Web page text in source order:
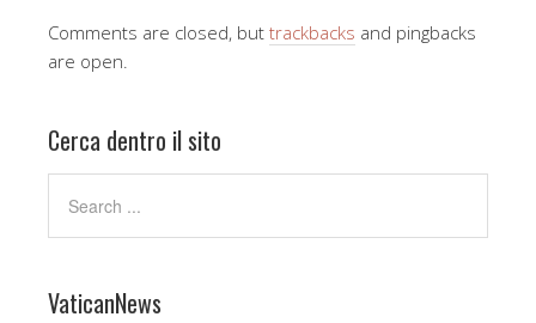
Comments are closed, but trackbacks and pingbacks
are open.
Cerca dentro il sito
VaticanNews